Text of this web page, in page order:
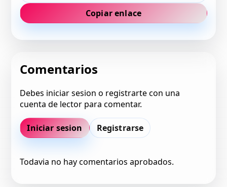
Copiar enlace
Comentarios
Debes iniciar sesion o registrarte con una
cuenta de lector para comentar.
Iniciar sesion Registrarse
Todavia no hay comentarios aprobados.